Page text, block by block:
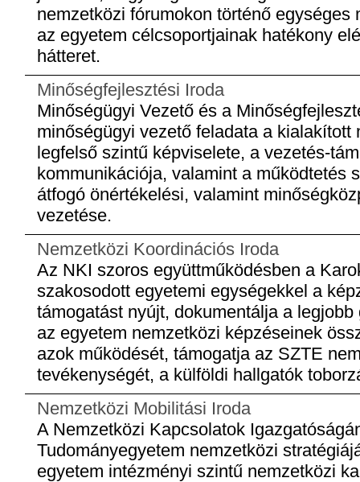
nemzetközi fórumokon történő egységes
az egyetem célcsoportjainak hatékony
hátteret.
Minőségfejlesztési Iroda
Minőségügyi Vezető és a
minőségügyi vezető feladata a kialakított
legfelső szintű képviselete, a vezetés-
kommunikációja, valamint a működtetés
átfogó önértékelési, valamint
vezetése.
Nemzetközi Koordinációs Iroda
Az NKI szoros együttműködésben a
szakosodott egyetemi egységekkel a
támogatást nyújt, dokumentálja a
az egyetem nemzetközi képzéseinek
azok működését, támogatja az SZTE
tevékenységét, a külföldi hallgatók
Nemzetközi Mobilitási Iroda
A Nemzetközi Kapcsolatok
Tudományegyetem nemzetközi
egyetem intézményi szintű nemzetközi